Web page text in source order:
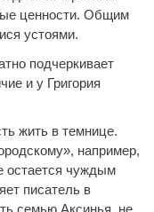
ценности. Общим
устоями.
подчеркивает
и у Григория
жить в темнице.
например,
остается чуждым
писатель в
семью Аксинья, не